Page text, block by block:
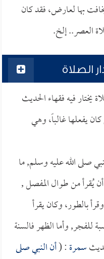
بها لعارض، فقد كان
العصر.. إلخ.
الصلاة
يختار فيه فقهاء الحديث
يفعلها غالباً، وهي
صلى الله عليه وسلم, ما
أن يُقرأ من طوال المفصل ,
بالطور، وكان يقرأ
للفجر, وأما الظهر فالسنة
سمرة: (أن النبي صلى